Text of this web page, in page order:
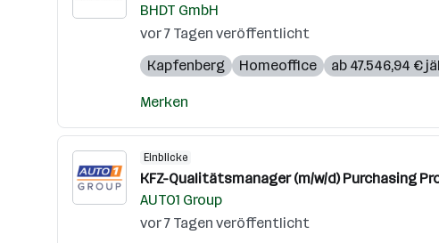
BHDT GmbH
vor 7 Tagen veröffentlicht
Kapfenberg
Homeoffice ab 47.546,94 €
Merken
Einblicke
KFZ-Qualitätsmanager (m/w/d) Purchasing
AUTO1 Group
vor 7 Tagen veröffentlicht